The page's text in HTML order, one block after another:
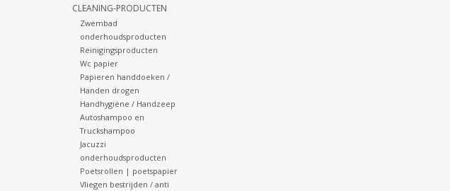
CLEANING-PRODUCTEN
Zwembad
onderhoudsproducten
Reinigingsproducten
Wc papier
Papieren handdoeken /
Handen drogen
Handhygiëne / Handzeep
Autoshampoo en
Truckshampoo
Jacuzzi
onderhoudsproducten
Poetsrollen | poetspapier
Vliegen bestrijden / anti